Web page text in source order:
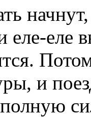
еле-еле
и